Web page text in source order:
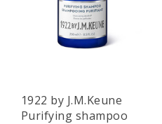
1922 by J.M.Keune
Purifying shampoo